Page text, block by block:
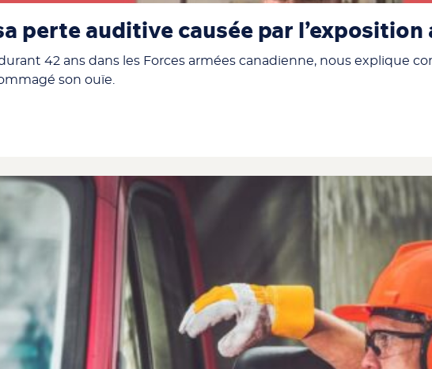
perte auditive causée par l’exposition
42 ans dans les Forces armées canadienne, nous explique
son ouïe.